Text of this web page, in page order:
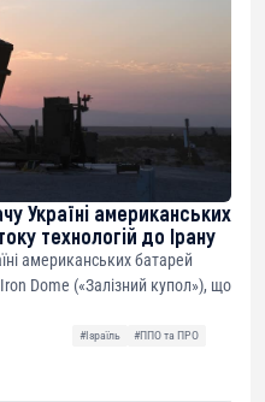
Україні американських
технологій до Ірану
американських батарей
Dome («Залізний купол»), що
#Ізраїль
#ППО та ПРО